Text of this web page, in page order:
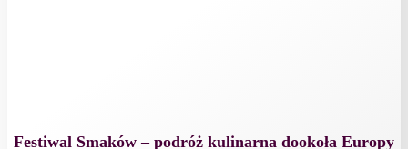
Festiwal Smaków – podróż kulinarna dookoła Europy